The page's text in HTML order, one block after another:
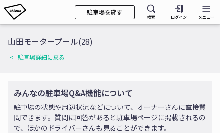
駐車場を貸す
検索 ログイン メニュー
山田モータープール(28)
駐車場詳細に戻る
みんなの駐車場Q&A機能について
駐車場の状態や周辺状況などについて、オーナーさんに直接質
問できます。質問に回答があると駐車場ページに掲載されるの
で、ほかのドライバーさんも見ることができます。